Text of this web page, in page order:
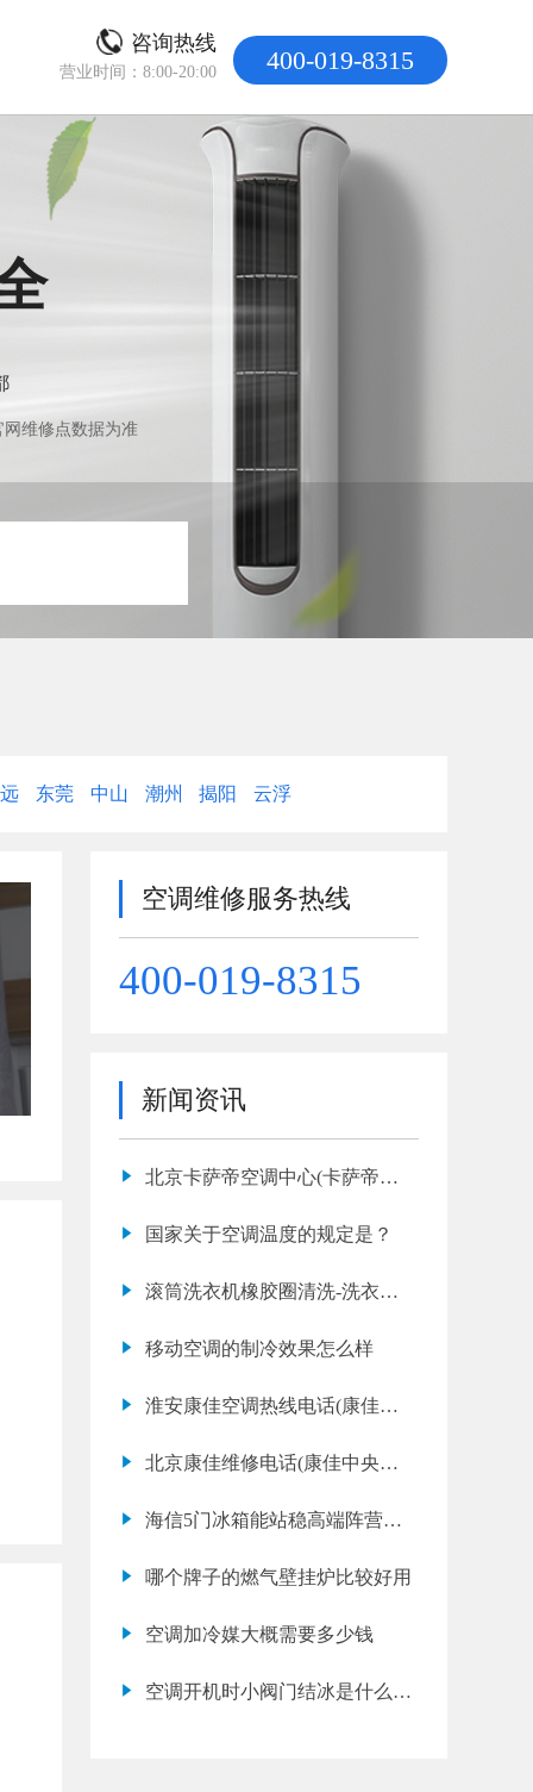
咨询热线
营业时间：8:00-20:00 400-019-8315
维修点数据为准
东莞 中山 潮州 揭阳 云浮
空调维修服务热线
400-019-8315
新闻资讯
北京卡萨帝空调中心(卡萨帝空
国家关于空调温度的规定是？
滚筒洗衣机橡胶圈清洗-洗衣机
移动空调的制冷效果怎么样
淮安康佳空调热线电话(康佳空
北京康佳维修电话(康佳中央空
海信5门冰箱能站稳高端阵营
哪个牌子的燃气壁挂炉比较好用
空调加冷媒大概需要多少钱
空调开机时小阀门结冰是什么问